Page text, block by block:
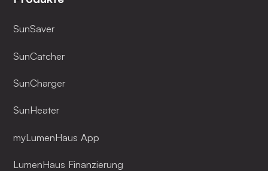
SunSaver
SunCatcher
SunCharger
SunHeater
myLumenHaus App
LumenHaus Finanzierung